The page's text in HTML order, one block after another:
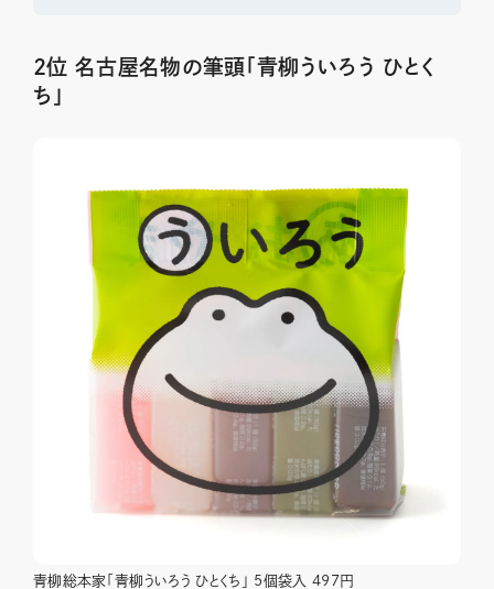
2位 名古屋名物の筆頭「青柳ういろう ひとく
ち」
青柳総本家「青柳ういろう ひとくち」 5個袋入 497円